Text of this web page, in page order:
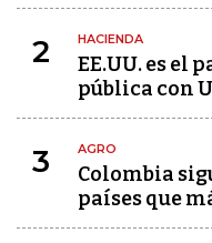
2 HACIENDA
EE.UU. es el
pública con
3 AGRO
Colombia
países que